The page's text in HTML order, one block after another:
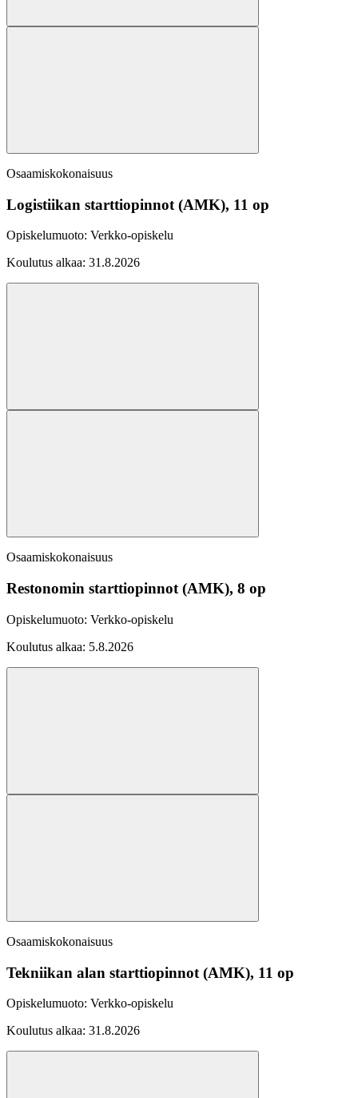
Osaamiskokonaisuus
Logistiikan starttiopinnot (AMK), 11 op
Opiskelumuoto: Verkko-opiskelu
Koulutus alkaa: 31.8.2026
Osaamiskokonaisuus
Restonomin starttiopinnot (AMK), 8 op
Opiskelumuoto: Verkko-opiskelu
Koulutus alkaa: 5.8.2026
Osaamiskokonaisuus
Tekniikan alan starttiopinnot (AMK), 11 op
Opiskelumuoto: Verkko-opiskelu
Koulutus alkaa: 31.8.2026